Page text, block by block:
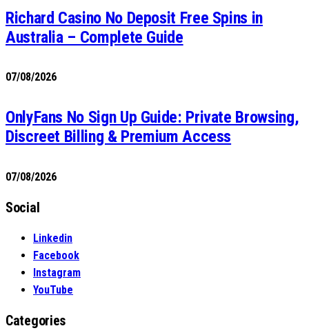
Richard Casino No Deposit Free Spins in
Australia – Complete Guide
07/08/2026
OnlyFans No Sign Up Guide: Private Browsing,
Discreet Billing & Premium Access
07/08/2026
Social
Linkedin
Facebook
Instagram
YouTube
Categories